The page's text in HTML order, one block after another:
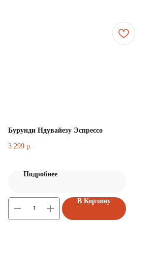
Бурунди Ндувайезу Эспрессо
3 299 р.
Подробнее
В Корзину